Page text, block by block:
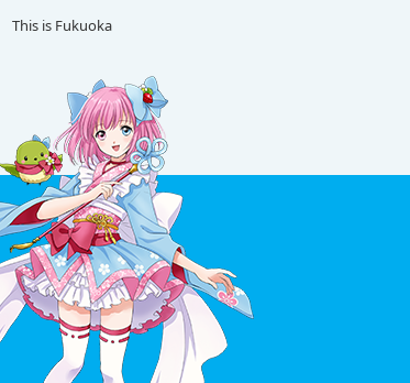
This is Fukuoka